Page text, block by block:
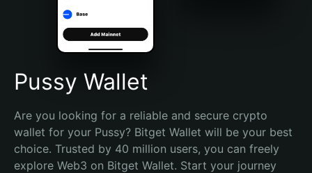
Português (Brasil)
Español (Argentina)
Pussy Wallet
Are you looking for a reliable and secure crypto
wallet for your Pussy? Bitget Wallet will be your best
choice. Trusted by 40 million users, you can freely
explore Web3 on Bitget Wallet. Start your journey